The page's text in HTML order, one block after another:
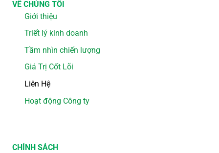
VỀ CHÚNG TÔI
Giới thiệu
Triết lý kinh doanh
Tầm nhìn chiến lượng
Giá Trị Cốt Lõi
Liên Hệ
Hoạt động Công ty
CHÍNH SÁCH